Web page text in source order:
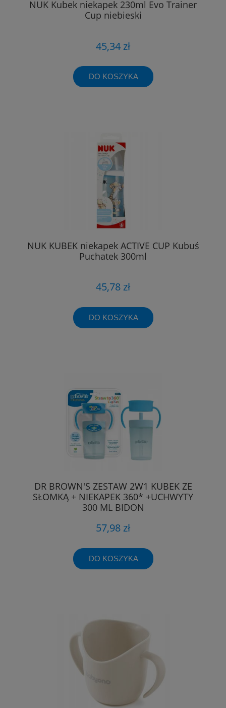
NUK Kubek niekapek 230ml Evo Trainer
Cup niebieski
45,34 zł
DO KOSZYKA
NUK KUBEK niekapek ACTIVE CUP Kubuś
Puchatek 300ml
45,78 zł
DO KOSZYKA
DR BROWN'S ZESTAW 2W1 KUBEK ZE
SŁOMKĄ + NIEKAPEK 360* +UCHWYTY
300 ML BIDON
57,98 zł
DO KOSZYKA